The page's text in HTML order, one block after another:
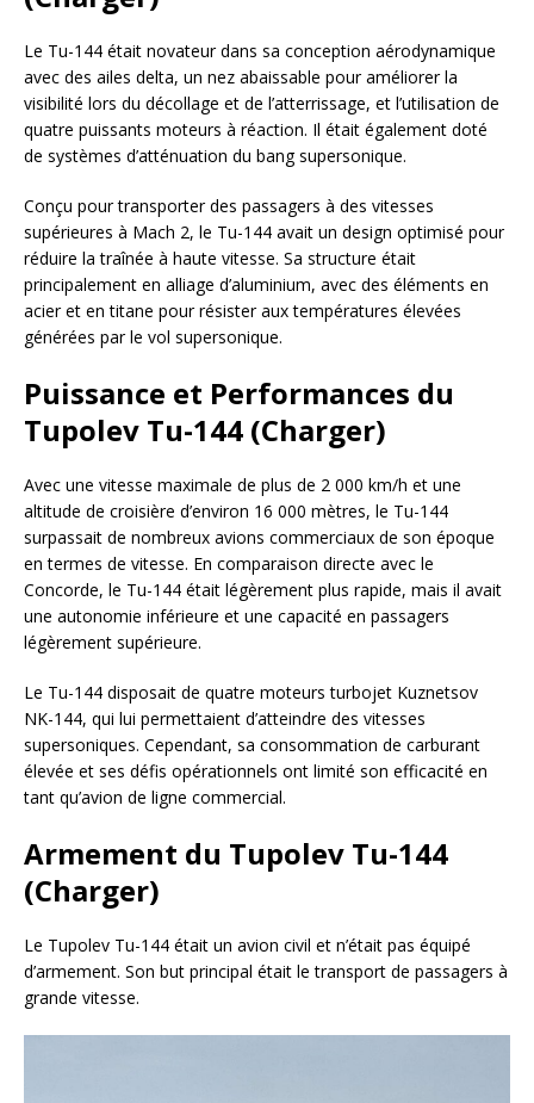
Le Tu-144 était novateur dans sa conception aérodynamique
avec des ailes delta, un nez abaissable pour améliorer la
visibilité lors du décollage et de l’atterrissage, et l’utilisation de
quatre puissants moteurs à réaction. Il était également doté
de systèmes d’atténuation du bang supersonique.
Conçu pour transporter des passagers à des vitesses
supérieures à Mach 2, le Tu-144 avait un design optimisé pour
réduire la traînée à haute vitesse. Sa structure était
principalement en alliage d’aluminium, avec des éléments en
acier et en titane pour résister aux températures élevées
générées par le vol supersonique.
Puissance et Performances du
Tupolev Tu-144 (Charger)
Avec une vitesse maximale de plus de 2 000 km/h et une
altitude de croisière d’environ 16 000 mètres, le Tu-144
surpassait de nombreux avions commerciaux de son époque
en termes de vitesse. En comparaison directe avec le
Concorde, le Tu-144 était légèrement plus rapide, mais il avait
une autonomie inférieure et une capacité en passagers
légèrement supérieure.
Le Tu-144 disposait de quatre moteurs turbojet Kuznetsov
NK-144, qui lui permettaient d’atteindre des vitesses
supersoniques. Cependant, sa consommation de carburant
élevée et ses défis opérationnels ont limité son efficacité en
tant qu’avion de ligne commercial.
Armement du Tupolev Tu-144
(Charger)
Le Tupolev Tu-144 était un avion civil et n’était pas équipé
d’armement. Son but principal était le transport de passagers à
grande vitesse.